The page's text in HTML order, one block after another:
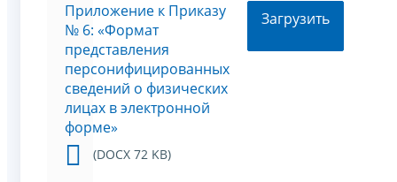
Приложение к Приказу
№ 6: «Формат
представления
персонифицированных
сведений о физических
лицах в электронной
форме»
(DOCX 72 KB)
Загрузить